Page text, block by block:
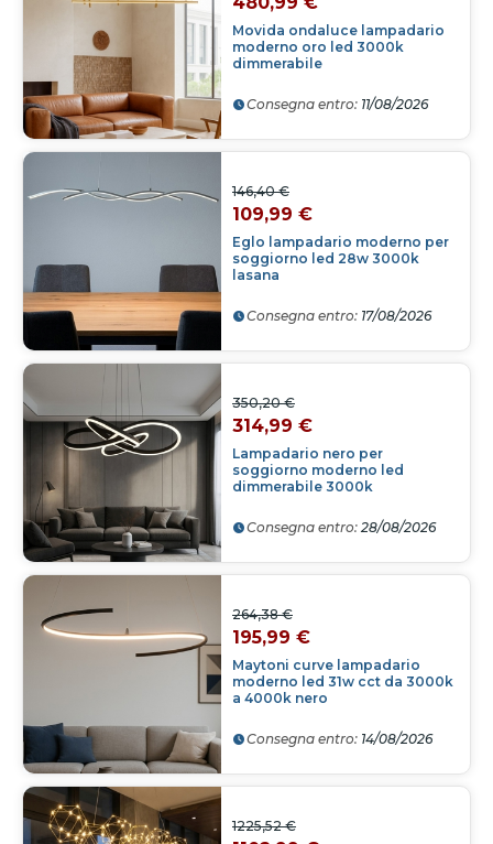
Movida ondaluce lampadario
moderno oro led 3000k
dimmerabile
Consegna entro: 11/08/2026
Eglo lampadario moderno per
soggiorno led 28w 3000k
lasana
146,40 €
109,99 €
Consegna entro: 17/08/2026
Lampadario nero per
soggiorno moderno led
dimmerabile 3000k
350,20 €
314,99 €
Consegna entro: 28/08/2026
Maytoni curve lampadario
moderno led 31w cct da 3000k
a 4000k nero
264,38 €
195,99 €
Consegna entro: 14/08/2026
1225,52 €